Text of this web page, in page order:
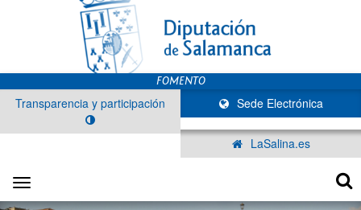
Sede Electrónica
Transparencia y participación
LaSalina.es
Toggle
navigation